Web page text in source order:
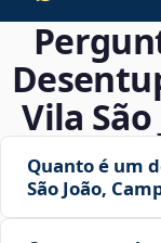
Vila São
Quanto é um
São João,